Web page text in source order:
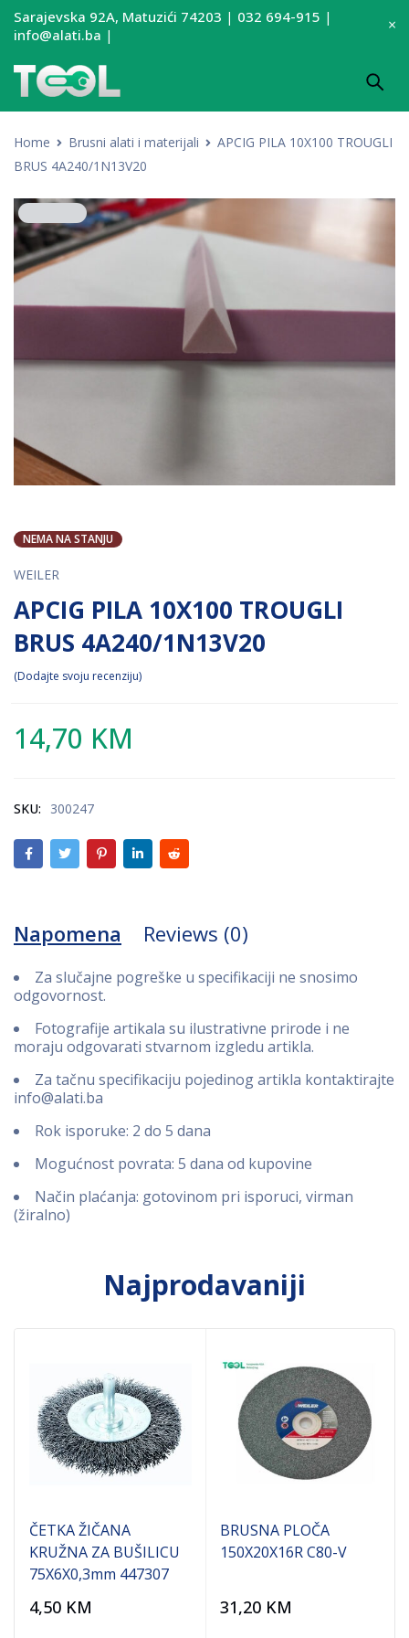
Sarajevska 92A, Matuzići 74203 | 032 694-915 |
info@alati.ba |
Home Brusni alati i materijali
APCIG PILA 10X100 TROUGLI
BRUS 4A240/1N13V20
NEMA NA STANJU
WEILER
APCIG PILA 10X100 TROUGLI
BRUS 4A240/1N13V20
Dodajte svoju recenziju
14,70 KM
SKU: 300247
Napomena Reviews (0)
Za slučajne pogreške u specifikaciji ne snosimo
odgovornost.
Fotografije artikala su ilustrativne prirode i ne
moraju odgovarati stvarnom izgledu artikla.
Za tačnu specifikaciju pojedinog artikla kontaktirajte
info@alati.ba
Rok isporuke: 2 do 5 dana
Mogućnost povrata: 5 dana od kupovine
Način plaćanja: gotovinom pri isporuci, virman
(žiralno)
Najprodavaniji
ČETKA ŽIČANA
KRUŽNA ZA BUŠILICU
75X6X0,3mm 447307
4,50 KM
BRUSNA PLOČA
150X20X16R C80-V
31,20 KM